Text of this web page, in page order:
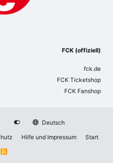
FCK (offiziell)
fck.de
FCK Ticketshop
FCK Fanshop
Deutsch
Hilfe und Impressum Start
R